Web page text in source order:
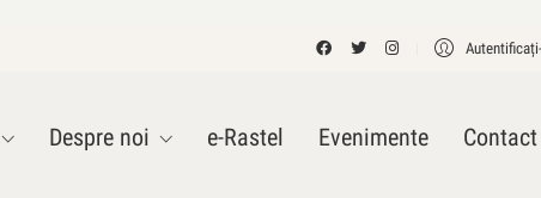
Despre noi e-Rastel Evenimente Contact